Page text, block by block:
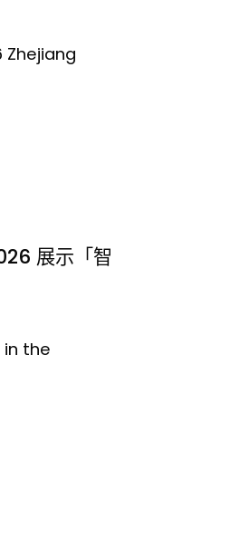
Zhejiang
展示「智
the